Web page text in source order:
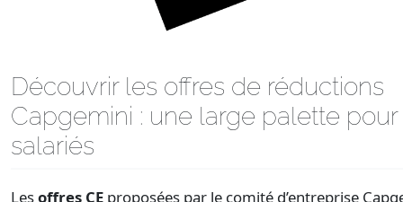
Découvrir les offres de réductions
Capgemini : une large palette
salariés
Lesoffres CE proposées par le comité d’entreprise